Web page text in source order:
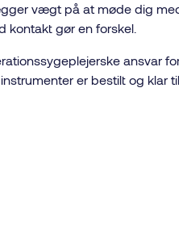
vægt på at møde dig
kontakt gør en forskel.
ansvar
er bestilt og klar til